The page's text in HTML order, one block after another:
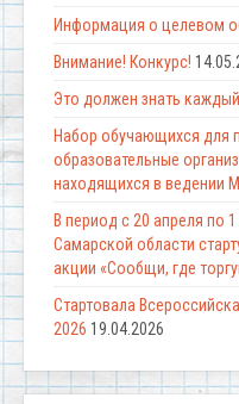
Информация о целевом
Внимание! Конкурс!
Это должен знать
Набор обучающихся для
образовательные
находящихся в ведении
В период с 20 апреля по
Самарской области
акции «Сообщи, где
Стартовала
2026 19.04.2026